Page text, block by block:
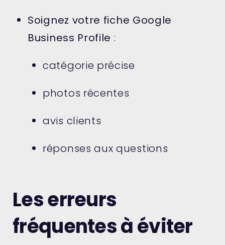
Soignez votre fiche Google
Business Profile :
catégorie précise
photos récentes
avis clients
réponses aux questions
Les erreurs
fréquentes à éviter